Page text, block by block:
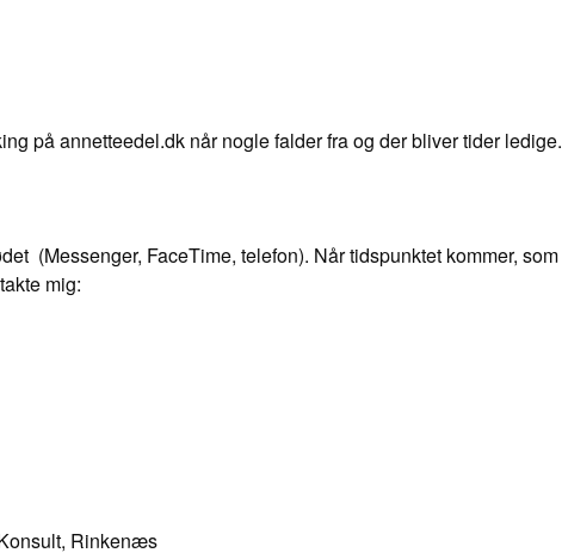
på annetteedel.dk når nogle falder fra og der bliver tider ledige.
(Messenger, FaceTime, telefon). Når tidspunktet kommer, som
mig:
Rinkenæs